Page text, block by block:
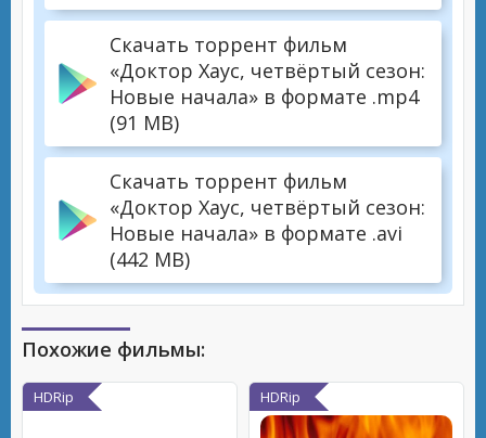
Скачать торрент фильм
«Доктор Хаус, четвёртый сезон:
Новые начала» в формате .mp4
(91 MB)
Скачать торрент фильм
«Доктор Хаус, четвёртый сезон:
Новые начала» в формате .avi
(442 MB)
Похожие фильмы:
HDRip HDRip